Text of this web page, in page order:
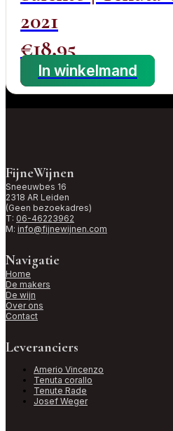
2021
€18,95
In winkelmand
FijneWijnen
Sneeuwbes 16
2318 AR Leiden
(Geen bezoekadres)
T: 06-46223962
M: info@fijnewijnen.com
Navigatie
Home
De makers
De wijn
Over ons
Contact
Leveranciers
Amerio Vincenzo
Tenuta corallo
Tenute Rade
Josef Weger